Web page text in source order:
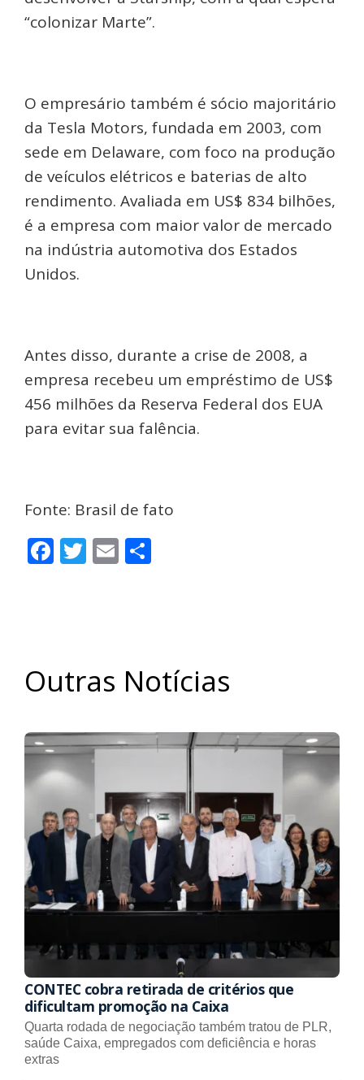
“colonizar Marte”.
O empresário também é sócio majoritário
da Tesla Motors, fundada em 2003, com
sede em Delaware, com foco na produção
de veículos elétricos e baterias de alto
rendimento. Avaliada em US$ 834 bilhões,
é a empresa com maior valor de mercado
na indústria automotiva dos Estados
Unidos.
Antes disso, durante a crise de 2008, a
empresa recebeu um empréstimo de US$
456 milhões da Reserva Federal dos EUA
para evitar sua falência.
Fonte: Brasil de fato
Facebook
Twitter
Email
Outras Notícias
CONTEC cobra retirada de critérios que
dificultam promoção na Caixa
Quarta rodada de negociação também tratou de PLR,
saúde Caixa, empregados com deficiência e horas
extras